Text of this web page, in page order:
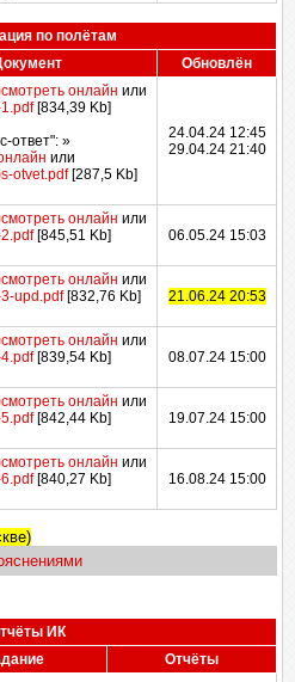
по полётам
Обновлён
онлайн или
[834,39 Kb]
ответ": »
или
otvet.pdf[287,5 Kb]
24.04.24 12:45
29.04.24 21:40
онлайн или
[845,51 Kb]
06.05.24 15:03
онлайн или
upd.pdf[832,76 Kb]
21.06.24 20:53
онлайн или
[839,54 Kb]
08.07.24 15:00
онлайн или
[842,44 Kb]
19.07.24 15:00
онлайн или
[840,27 Kb]
16.08.24 15:00
ИК
Отчёты